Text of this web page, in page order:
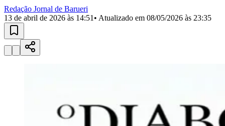
Selecione sua regiãoPara notícias da sua região
AldeiaAldeia da Serra
Belval
Jardim LíbanoJardim Maria CristinaJardim Maria HelenaJardim
Jardim Paraíso Jardim Paulista Jardim Reginalice
Jardim São
Jardim São Silvestre Jardim Silveira
Jardim
Redação Jornal de Barueri
13 de abril de 2026 às 14:51 • Atualizado em 08/05/2026 às 23:35